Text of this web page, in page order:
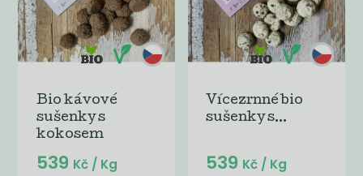
Bio kávové
sušenky s
kokosem
539 Kč / Kg
Vícezrnné bio
sušenky s...
539 Kč / Kg